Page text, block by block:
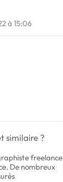
à 15:06
similaire ?
freelance
De nombreux